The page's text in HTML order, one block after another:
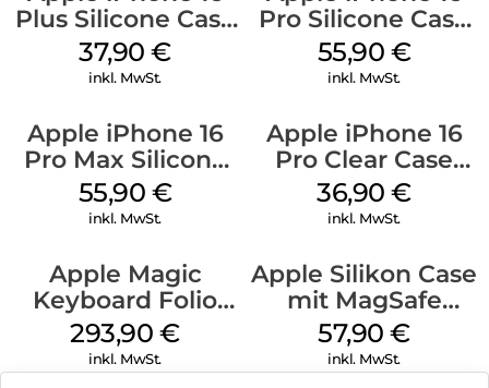
Plus Silicone Case
MagSafe Lake
Green
37,90€
inkl. MwSt.
Pro Silicone Case
MagSafe Stone
Gray
55,90 €
inkl. MwSt.
Apple iPhone 16
Pro Max Silicone
Case MagSafe
Stone Gray
55,90 €
inkl. MwSt.
Apple iPhone 16
Pro Clear Case
MagSafe
Transparent
36,90€
inkl. MwSt.
Apple Magic
Keyboard Folio
iPad 10.9″ (10.Gen.)
Weiß
293,90€
inkl. MwSt.
Apple Silikon Case
mit MagSafe
iPhone 14 Pro
(PRODUCT)RED
57,90€
inkl. MwSt.